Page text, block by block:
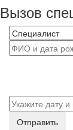
Вызов
Отправить